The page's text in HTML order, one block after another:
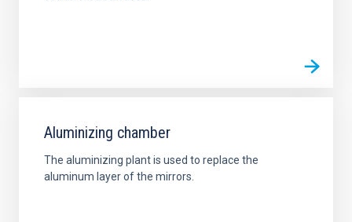
Aluminizing chamber
The aluminizing plant is used to replace the
aluminum layer of the mirrors.